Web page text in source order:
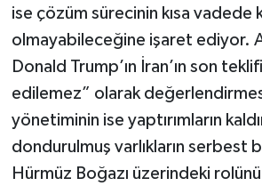
ise çözüm sürecinin kısa vadede
olmayabileceğine işaret ediyor.
Donald Trump’ın İran’ın son
edilemez” olarak
yönetiminin ise yaptırımların
dondurulmuş varlıkların serbest
Hürmüz Boğazı üzerindeki